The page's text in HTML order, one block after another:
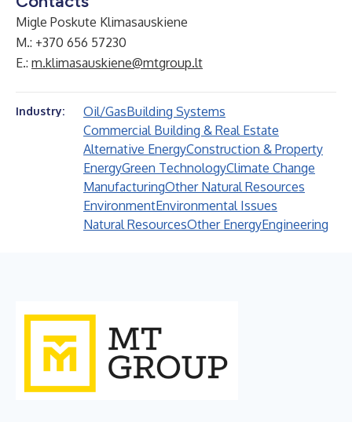
Migle Poskute Klimasauskiene
M.: +370 656 57230
E.: m.klimasauskiene@mtgroup.lt
Industry: Oil/GasBuilding Systems
Commercial Building & Real Estate
Alternative EnergyConstruction & Property
EnergyGreen TechnologyClimate Change
ManufacturingOther Natural Resources
EnvironmentEnvironmental Issues
Natural ResourcesOther EnergyEngineering